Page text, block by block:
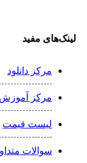
لینک‌های مفید
مرکز دانلود
مرکز آموزش
لیست قیمت
سوالات